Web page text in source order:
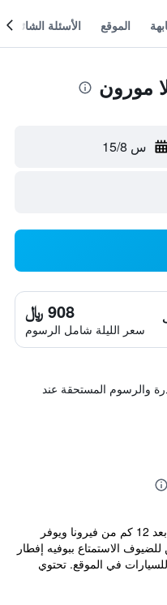
الموقع الأسئلة الشائعة
مورون
س 15/8
908 ﷼
سعر الليلة شامل الرسوم
والرسوم المستحقة عند
يقع Hotel Villa Moron في نيغرار على بعد 12 كم من فيرونا ويوفر
الاستمتاع ببوفيه إفطار
في الموقع. تحتوي